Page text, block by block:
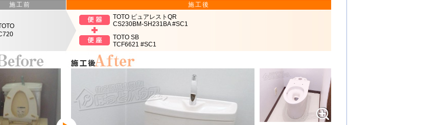
施工前
施工後
TOTO ピュアレストQR
CS230BM-SH231BA #SC1
TOTO SB
TCF6621 #SC1